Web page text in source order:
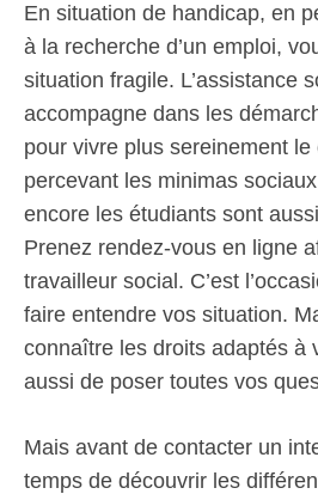
En situation de handicap, en
à la recherche d’un emploi,
situation fragile. L’assistance
accompagne dans les
pour vivre plus sereinement
percevant les minimas
encore les étudiants sont
Prenez rendez-vous en ligne
travailleur social. C’est
faire entendre vos situation.
connaître les droits adaptés à
aussi de poser toutes vos
Mais avant de contacter un
temps de découvrir les